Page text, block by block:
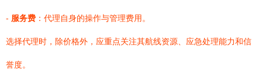
- 服务费 ：代理自身的操作与管理费用。
选择代理时，除价格外，应重点关注其航线资源、应急处理能力和信
誉度。